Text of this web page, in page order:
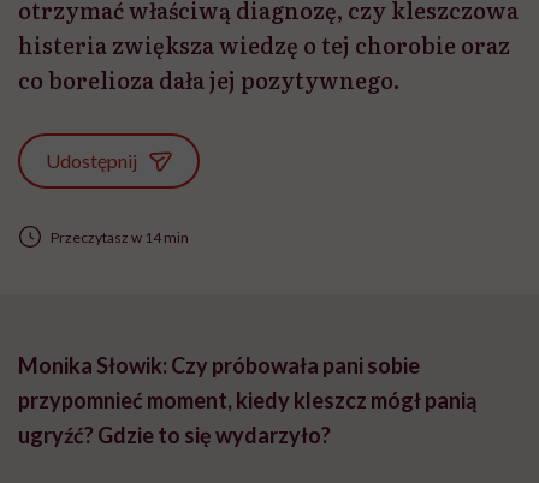
otrzymać właściwą diagnozę, czy kleszczowa
histeria zwiększa wiedzę o tej chorobie oraz
co borelioza dała jej pozytywnego.
Udostępnij
Przeczytasz w 14 min
Monika Słowik: Czy próbowała pani sobie
przypomnieć moment, kiedy kleszcz mógł panią
ugryźć? Gdzie to się wydarzyło?